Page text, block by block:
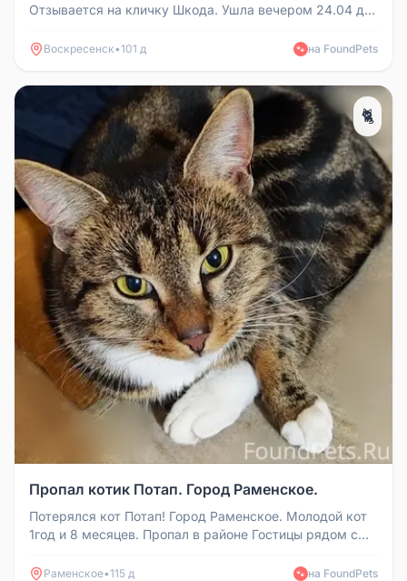
Отзывается на кличку Шкода. Ушла вечером 24.04 до
Воскресенск•101 д 🐾 на FoundPets
🐈
Пропал котик Потап. Город Раменское.
Потерялся кот Потап! Город Раменское. Молодой кот
1год и 8 месяцев. Пропал в районе Гостицы рядом с
Раменское•115 д 🐾 на FoundPets